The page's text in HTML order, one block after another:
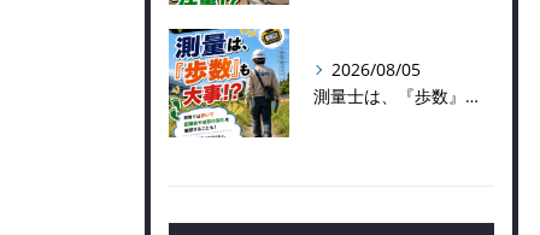
2026/08/05
測量士は、『歩数』も大事！？